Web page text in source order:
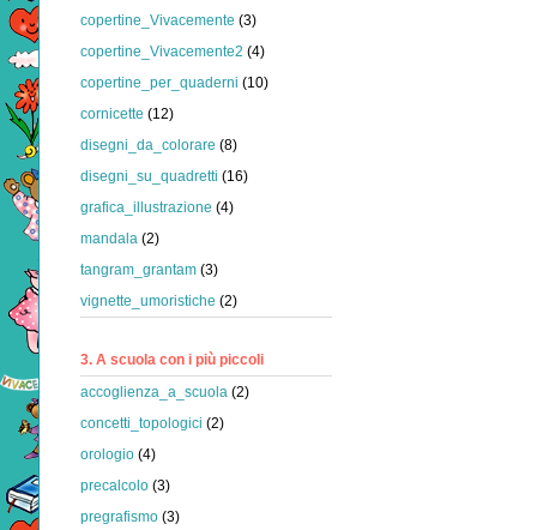
copertine_Vivacemente (3)
copertine_Vivacemente2 (4)
copertine_per_quaderni (10)
cornicette (12)
disegni_da_colorare (8)
disegni_su_quadretti (16)
grafica_illustrazione (4)
mandala (2)
tangram_grantam (3)
vignette_umoristiche (2)
3. A scuola con i più piccoli
accoglienza_a_scuola (2)
concetti_topologici (2)
orologio (4)
precalcolo (3)
pregrafismo (3)